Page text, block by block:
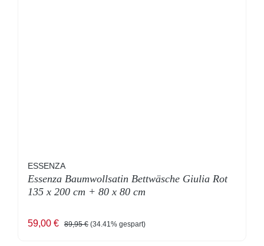
ESSENZA
Essenza Baumwollsatin Bettwäsche Giulia Rot
135 x 200 cm + 80 x 80 cm
Verkaufspreis:
59,00 € Regulärer Preis:
89,95 € (34.41% gespart)